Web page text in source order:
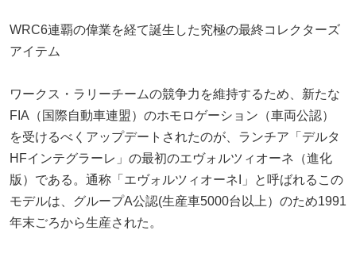
WRC6連覇の偉業を経て誕生した究極の最終コレクターズ
アイテム
ワークス・ラリーチームの競争力を維持するため、新たな
FIA（国際自動車連盟）のホモロゲーション（車両公認）
を受けるべくアップデートされたのが、ランチア「デルタ
HFインテグラーレ」の最初のエヴォルツィオーネ（進化
版）である。通称「エヴォルツィオーネI」と呼ばれるこの
モデルは、グループA公認(生産車5000台以上）のため1991
年末ごろから生産された。